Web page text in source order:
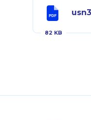
82 KB